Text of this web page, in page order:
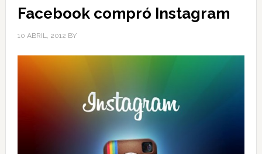
Facebook compró Instagram
10 ABRIL, 2012 BY